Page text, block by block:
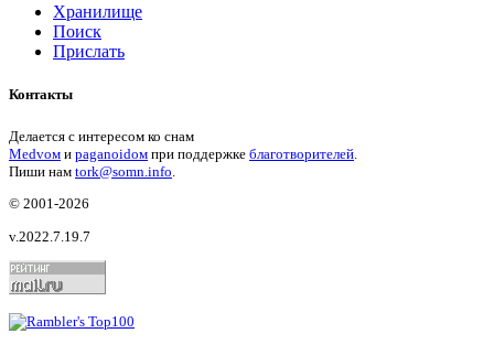
Хранилище
Поиск
Прислать
Контакты
Делается с интересом ко снам
Medvом и paganoidом при поддержке благотворителей.
Пиши нам tork@somn.info.
© 2001-2026
v.2022.7.19.7